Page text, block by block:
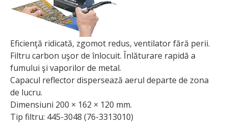
Eficienţă ridicată, zgomot redus, ventilator fără perii.
Filtru carbon uşor de înlocuit. Înlăturare rapidă a
fumului şi vaporilor de metal.
Capacul reflector dispersează aerul departe de zona
de lucru.
Dimensiuni 200 × 162 × 120 mm.
Tip filtru: 445-3048 (76-3313010)